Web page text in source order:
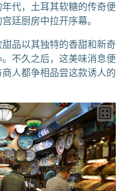
代，土耳其软糖的传奇便
廷厨房中拉开序幕。
品以其独特的香甜和新奇
不久之后，这美味消息便
人都争相品尝这款诱人的